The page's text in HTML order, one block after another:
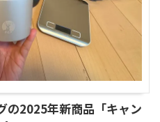
の2025年新商品「キャン